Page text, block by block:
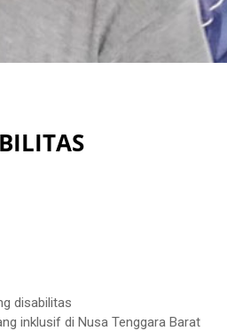
disabilitas
inklusif di Nusa Tenggara Barat